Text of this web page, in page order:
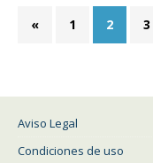
« 1 2 3
Aviso Legal
Condiciones de uso